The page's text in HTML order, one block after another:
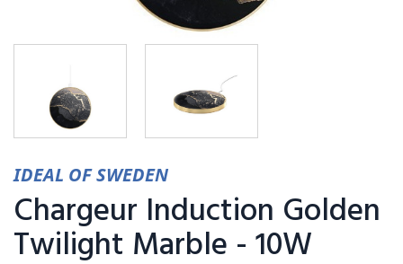
IDEAL OF SWEDEN
Chargeur Induction Golden
Twilight Marble - 10W